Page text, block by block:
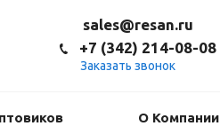
sales@resan.ru
+7 (342) 214-08-08
Заказать звонок
О Компании